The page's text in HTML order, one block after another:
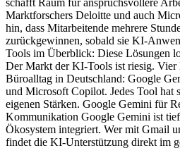
Marktforschers Deloitte und auch
hin, dass Mitarbeitende mehrere
zurückgewinnen, sobald sie KI-
Tools im Überblick: Diese Lösungen
Der Markt der KI-Tools ist riesig. Vier
Büroalltag in Deutschland: Google
und Microsoft Copilot. Jedes Tool hat
eigenen Stärken. Google Gemini für
Kommunikation Google Gemini ist
Ökosystem integriert. Wer mit Gmail
findet die KI-Unterstützung direkt im